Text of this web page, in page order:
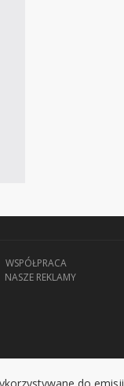
WSPÓŁPRACA
NASZE REKLAMY